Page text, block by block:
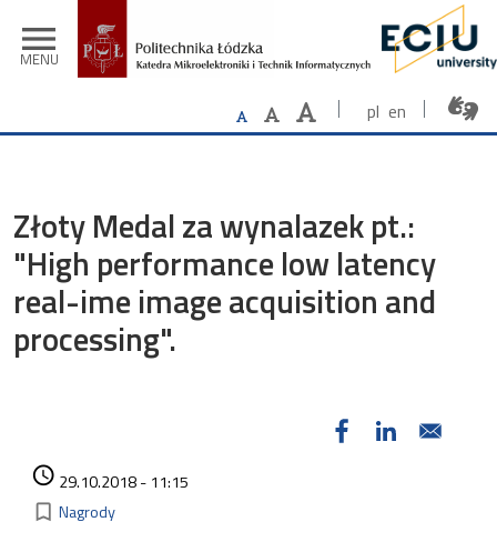
menu
MENU
pl en
Złoty Medal za wynalazek pt.:
"High performance low latency
real-ime image acquisition and
processing".
access_time 29.10.2018 - 11:15
bookmark_border Kategorie
Nagrody